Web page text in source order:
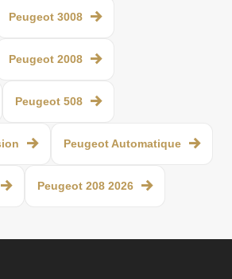
Peugeot 3008
Peugeot 2008
Peugeot 508
Peugeot Automatique
Peugeot 208 2026